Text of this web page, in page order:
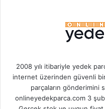
2008 yılı itibariyle yedek
internet üzerinden güvenli
parçaların gönderimini
onlineyedekparca.com 3